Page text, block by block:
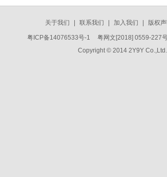
关于我们 联系我们 加入我们 版权
粤ICP备14076533号-1 粤网文[2018] 0559-227
Copyright © 2014 2Y9Y